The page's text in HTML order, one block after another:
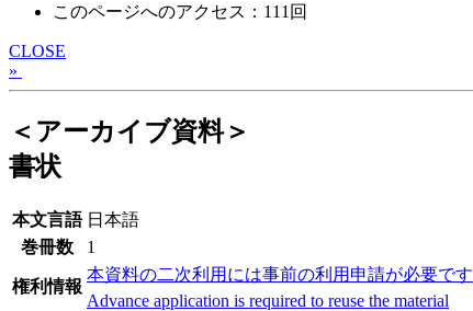
このページへのアクセス：111回
CLOSE
»
＜アーカイブ資料＞
書状
本文言語 日本語
巻冊数
1
権利情報
本資料の二次利用には事前の利用申請が必要です
Advance application is required to reuse the material